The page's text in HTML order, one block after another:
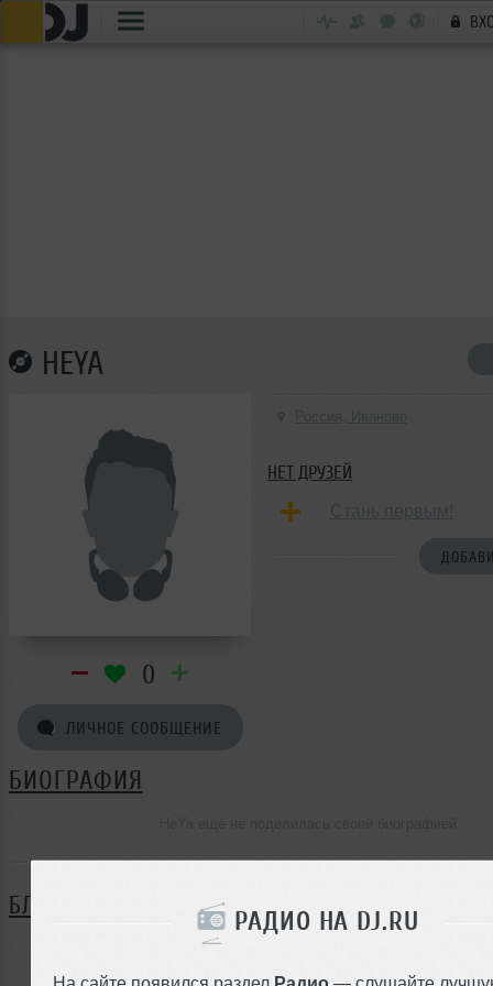
РАДИО НА DJ.RU
На сайте появился раздел Радио — слушайте
HEYA
0
ЛИЧНОЕ СООБЩЕНИЕ
НЕТ ДРУЗЕЙ
БИОГРАФИЯ
БЛОГ